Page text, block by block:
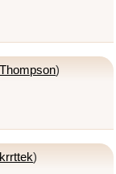
Thompson)
krrttek)